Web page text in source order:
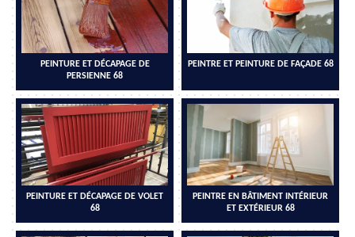
PEINTURE ET DÉCAPAGE DE
PERSIENNE 68
PEINTRE ET PEINTURE DE FAÇADE 68
PEINTURE ET DÉCAPAGE DE VOLET
68
PEINTRE EN BÂTIMENT INTÉRIEUR
ET EXTÉRIEUR 68